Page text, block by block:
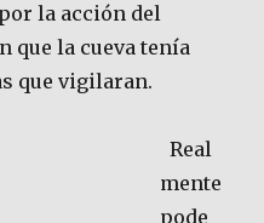
la acción del
que la cueva tenía
que vigilaran.
Real
mente
pode